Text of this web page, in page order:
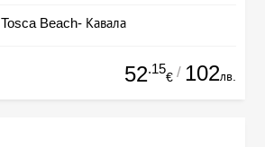
Tosca Beach- Кавала
52.15
€ / 102лв.